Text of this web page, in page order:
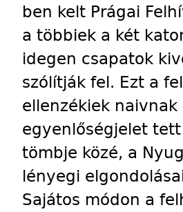
ben kelt Prágai
a többiek a két
idegen csapatok
szólítják fel. Ezt a
ellenzékiek
egyenlőségjelet
tömbje közé, a
lényegi
Sajátos módon a